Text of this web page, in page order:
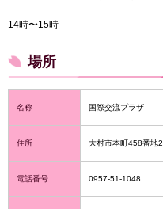
14時〜15時
場所
名称 国際交流プラザ
住所 大村市本町458番地2
電話番号 0957-51-1048